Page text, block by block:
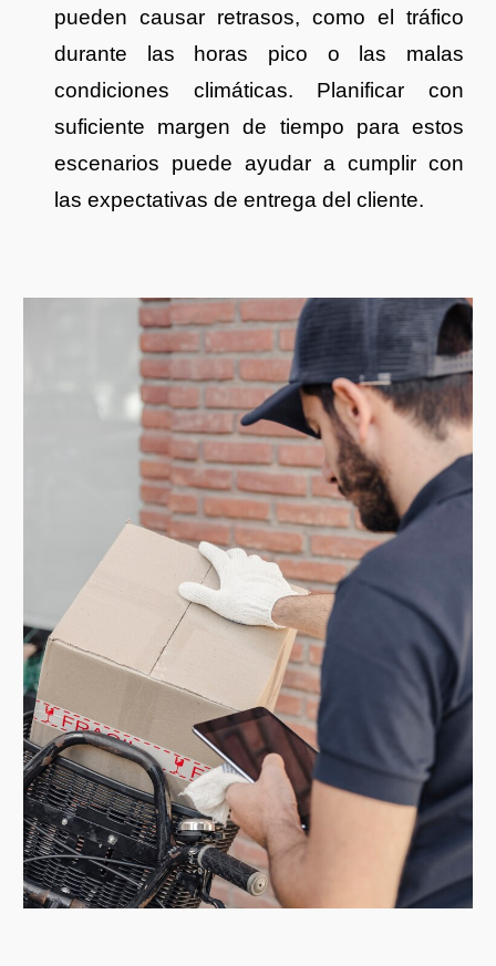
pueden causar retrasos, como el tráfico
durante las horas pico o las malas
condiciones climáticas. Planificar con
suficiente margen de tiempo para estos
escenarios puede ayudar a cumplir con
las expectativas de entrega del cliente.